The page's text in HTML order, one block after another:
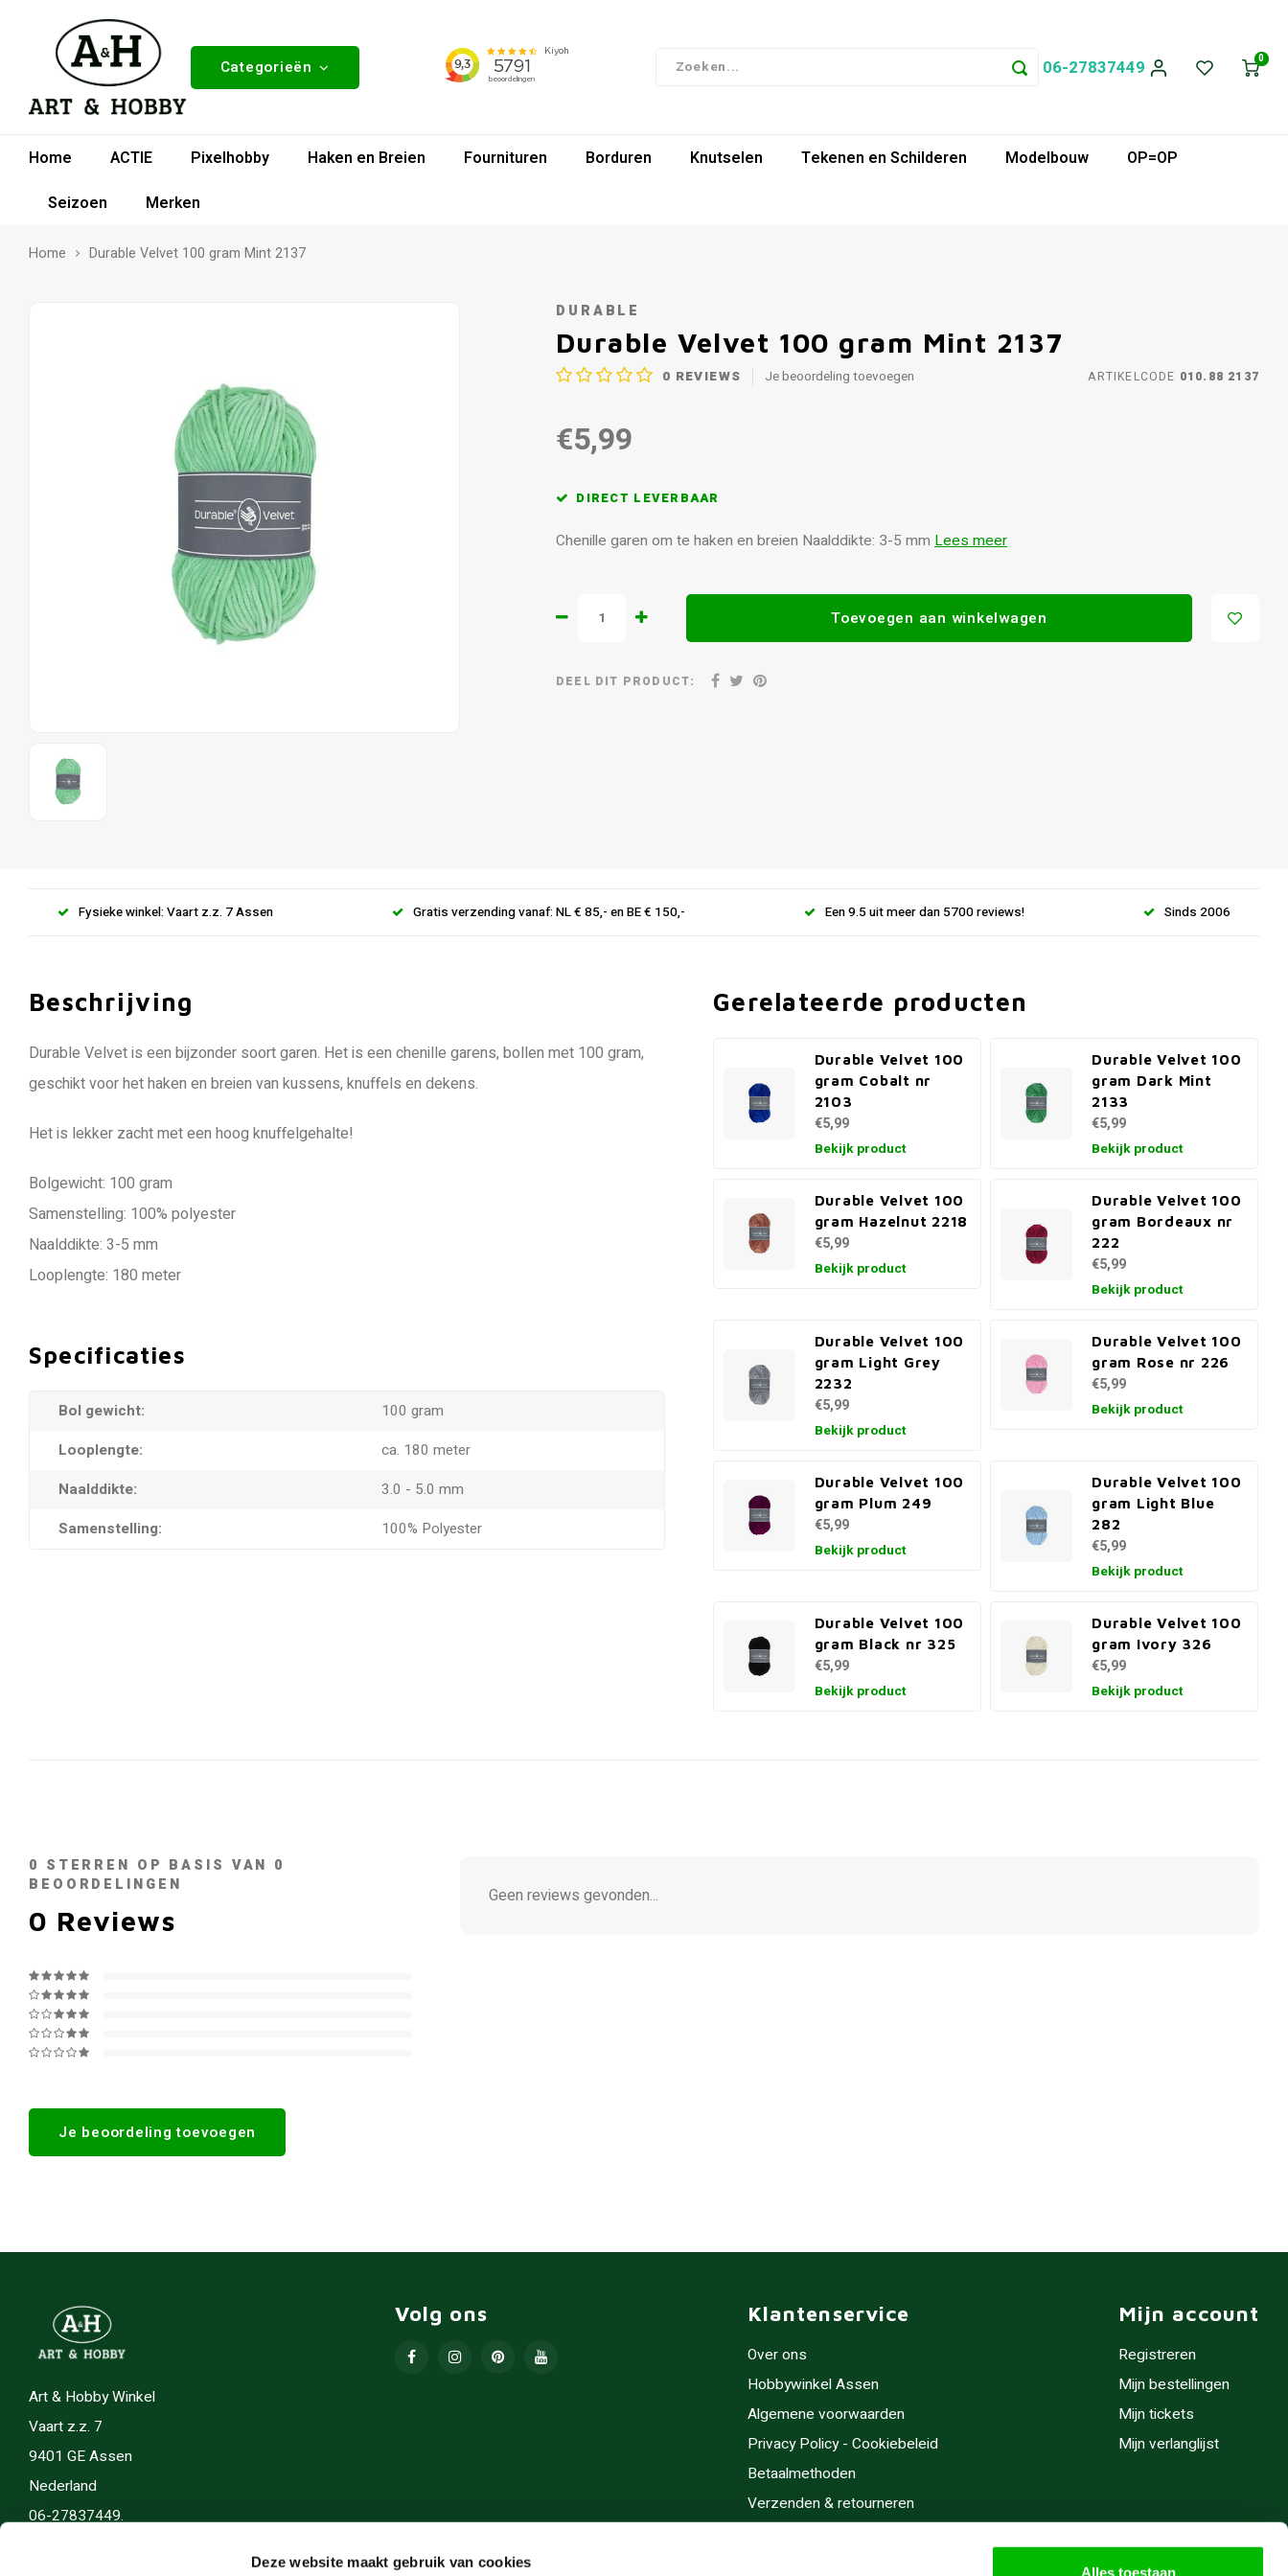
Deze website maakt gebruik van cookies
Alles toestaan
Categorieën 06-27837449 0
Home ACTIE Pixelhobby Haken en Breien Fournituren Borduren Knutselen Tekenen en Schilderen Modelbouw
OP=OP
Seizoen
Merken
Home Durable Velvet 100 gram Mint 2137
DURABLE
Durable Velvet 100 gram Mint 2137
0 REVIEWS Je beoordeling toevoegen ARTIKELCODE 010.88 2137
€5,99
DIRECT LEVERBAAR
Chenille garen om te haken en breien Naalddikte: 3-5 mm Lees meer
Toevoegen aan winkelwagen
DEEL DIT PRODUCT:
Fysieke winkel: Vaart z.z. 7 Assen Gratis verzending vanaf: NL € 85,- en BE € 150,- Een 9.5 uit meer dan 5700 reviews! Sinds 2006
Beschrijving
Durable Velvet is een bijzonder soort garen. Het is een chenille garens, bollen met 100 gram,
geschikt voor het haken en breien van kussens, knuffels en dekens.
Het is lekker zacht met een hoog knuffelgehalte!
Bolgewicht: 100 gram
Samenstelling: 100% polyester
Naalddikte: 3-5 mm
Looplengte: 180 meter
Specificaties
Bol gewicht:
100 gram
Looplengte:
ca. 180 meter
Naalddikte:
3.0 - 5.0 mm
Samenstelling:
100% Polyester
Gerelateerde producten
Durable Velvet 100
gram Cobalt nr
2103
€5,99
Bekijk product
Durable Velvet 100
gram Dark Mint
2133
€5,99
Bekijk product
Durable Velvet 100
gram Hazelnut 2218
€5,99
Bekijk product
Durable Velvet 100
gram Bordeaux nr
222
€5,99
Bekijk product
Durable Velvet 100
gram Light Grey
2232
€5,99
Bekijk product
Durable Velvet 100
gram Rose nr 226
€5,99
Bekijk product
Durable Velvet 100
gram Plum 249
€5,99
Bekijk product
Durable Velvet 100
gram Light Blue
282
€5,99
Bekijk product
Durable Velvet 100
gram Black nr 325
€5,99
Bekijk product
Durable Velvet 100
gram Ivory 326
€5,99
Bekijk product
0 STERREN OP BASIS VAN 0
BEOORDELINGEN
0 Reviews
Je beoordeling toevoegen
Geen reviews gevonden...
Art & Hobby Winkel
Vaart z.z. 7
9401 GE Assen
Nederland
06-27837449.
Volg ons Klantenservice
Over ons
Hobbywinkel Assen
Algemene voorwaarden
Privacy Policy - Cookiebeleid
Betaalmethoden
Verzenden & retourneren
Mijn account
Registreren
Mijn bestellingen
Mijn tickets
Mijn verlanglijst